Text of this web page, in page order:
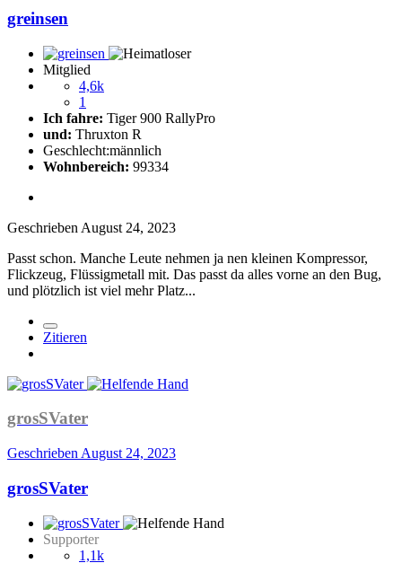
greinsen
Mitglied
4,6k
1
Ich fahre: Tiger 900 RallyPro
und: Thruxton R
Geschlecht:männlich
Wohnbereich: 99334
Geschrieben August 24, 2023
Passt schon. Manche Leute nehmen ja nen kleinen Kompressor,
Flickzeug, Flüssigmetall mit. Das passt da alles vorne an den Bug,
und plötzlich ist viel mehr Platz...
Zitieren
grosSVater
Geschrieben August 24, 2023
grosSVater
Supporter
1,1k